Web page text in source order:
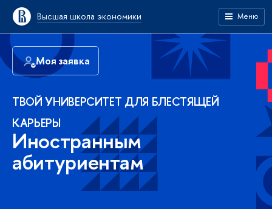
Высшая школа экономики Меню
Моя заявка
ТВОЙ УНИВЕРСИТЕТ ДЛЯ БЛЕСТЯЩЕЙ
КАРЬЕРЫ
Иностранным
абитуриентам